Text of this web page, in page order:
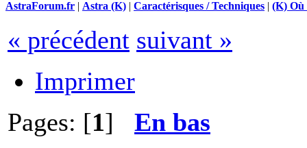
AstraForum.fr | Astra (K) | Caractérisques / Techniques | (K) Où
« précédent suivant »
Imprimer
Pages: [1] En bas